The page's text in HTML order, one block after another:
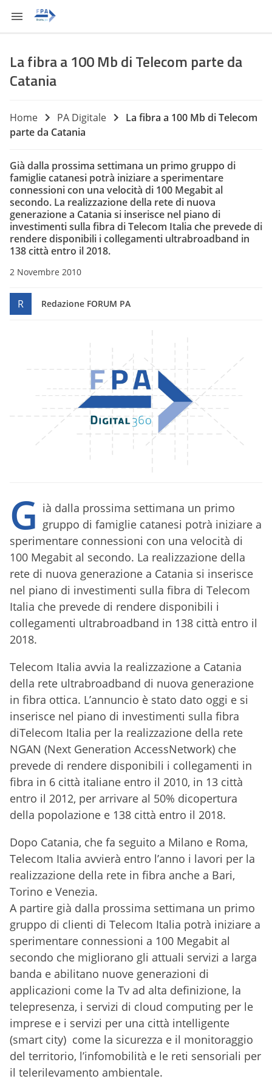
La fibra a 100 Mb di Telecom parte da
Catania
Home PA Digitale
La fibra a 100 Mb di Telecom
parte da Catania
Già dalla prossima settimana un primo gruppo di
famiglie catanesi potrà iniziare a sperimentare
connessioni con una velocità di 100 Megabit al
secondo. La realizzazione della rete di nuova
generazione a Catania si inserisce nel piano di
investimenti sulla fibra di Telecom Italia che prevede di
rendere disponibili i collegamenti ultrabroadband in
138 città entro il 2018.
2 Novembre 2010
R Redazione FORUM PA
G ià dalla prossima settimana un primo
gruppo di famiglie catanesi potrà iniziare a
sperimentare connessioni con una velocità di
100 Megabit al secondo. La realizzazione della
rete di nuova generazione a Catania si inserisce
nel piano di investimenti sulla fibra di Telecom
Italia che prevede di rendere disponibili i
collegamenti ultrabroadband in 138 città entro il
2018.
Telecom Italia avvia la realizzazione a Catania
della rete ultrabroadband di nuova generazione
in fibra ottica. L’annuncio è stato dato oggi e si
inserisce nel piano di investimenti sulla fibra
diTelecom Italia per la realizzazione della rete
NGAN (Next Generation AccessNetwork) che
prevede di rendere disponibili i collegamenti in
fibra in 6 città italiane entro il 2010, in 13 città
entro il 2012, per arrivare al 50% dicopertura
della popolazione e 138 città entro il 2018.
Dopo Catania, che fa seguito a Milano e Roma,
Telecom Italia avvierà entro l’anno i lavori per la
realizzazione della rete in fibra anche a Bari,
Torino e Venezia.
A partire già dalla prossima settimana un primo
gruppo di clienti di Telecom Italia potrà iniziare a
sperimentare connessioni a 100 Megabit al
secondo che migliorano gli attuali servizi a larga
banda e abilitano nuove generazioni di
applicazioni come la Tv ad alta definizione, la
telepresenza, i servizi di cloud computing per le
imprese e i servizi per una città intelligente
(smart city) come la sicurezza e il monitoraggio
del territorio, l’infomobilità e le reti sensoriali per
il telerilevamento ambientale.